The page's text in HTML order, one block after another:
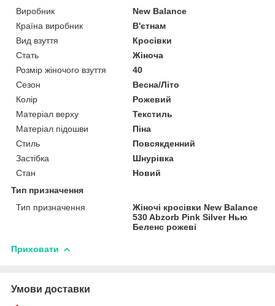
Виробник
New Balance
Країна виробник
В'єтнам
Вид взуття
Кросівки
Стать
Жіноча
Розмір жіночого взуття
40
Сезон
Весна/Літо
Колір
Рожевий
Матеріал верху
Текстиль
Матеріал підошви
Піна
Стиль
Повсякденний
Застібка
Шнурівка
Стан
Новий
Тип призначення
Тип призначення
Жіночі кросівки New Balance
530 Abzorb Pink Silver Нью
Беленс рожеві
Приховати
Умови доставки